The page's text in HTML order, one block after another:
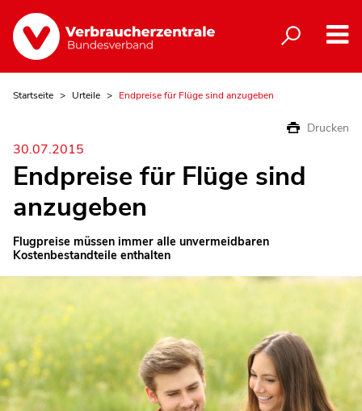
Startseite Urteile Endpreise für Flüge sind anzugeben
Drucken
30.07.2015
Endpreise für Flüge sind
anzugeben
Flugpreise müssen immer alle unvermeidbaren
Kostenbestandteile enthalten